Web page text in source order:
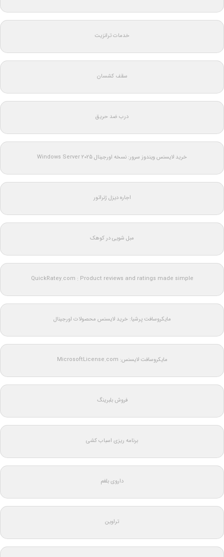
خدمات ترانزیت
سقف کشسان
درب ضد حریق
خرید لایسنس ویندوز سرور: نسخه اورجینال Windows Server 2025
اجاره دیزل ژنراتور
مبل شویی در کوهک
QuickRatey.com : Product reviews and ratings made simple
مایکروسافت پرشیا: خرید لایسنس محصولات اورجینال
مایکروسافت لایسنس: MicrosoftLicense.com
فروش بلبرینگ
برنامه ریزی اسباب کشی
داروی بلغم
تراوین